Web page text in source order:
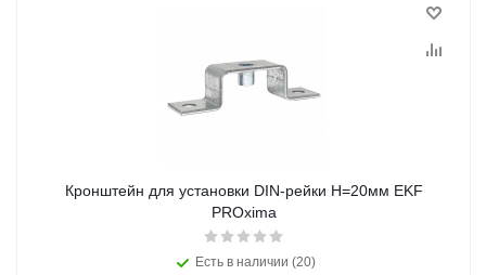
Кронштейн для установки DIN-рейки H=20мм EKF
PROxima
Есть в наличии (20)